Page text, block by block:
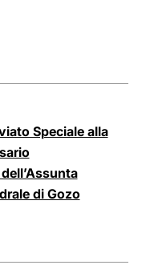
Speciale alla
di Gozo